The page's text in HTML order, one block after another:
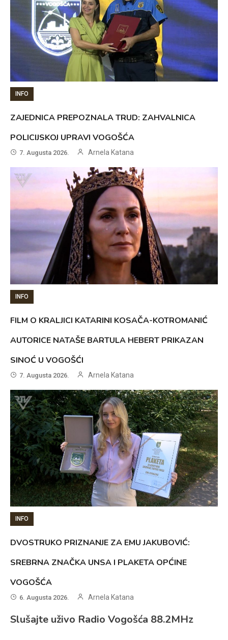
INFO
ZAJEDNICA PREPOZNALA TRUD: ZAHVALNICA
POLICIJSKOJ UPRAVI VOGOŠĆA
7. Augusta 2026. Arnela Katana
INFO
FILM O KRALJICI KATARINI KOSAČA-KOTROMANIĆ
AUTORICE NATAŠE BARTULA HEBERT PRIKAZAN
SINOĆ U VOGOŠĆI
7. Augusta 2026. Arnela Katana
INFO
DVOSTRUKO PRIZNANJE ZA EMU JAKUBOVIĆ:
SREBRNA ZNAČKA UNSA I PLAKETA OPĆINE
VOGOŠĆA
6. Augusta 2026. Arnela Katana
Slušajte uživo Radio Vogošća 88.2MHz